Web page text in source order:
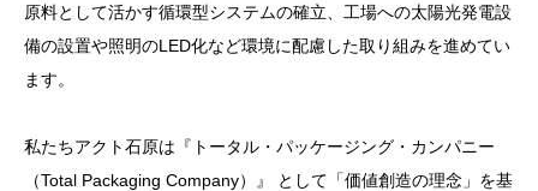
原料として活かす循環型システムの確立、工場への太陽光発電設
備の設置や照明のLED化など環境に配慮した取り組みを進めてい
ます。
私たちアクト石原は『トータル・パッケージング・カンパニー
（Total Packaging Company）』 として「価値創造の理念」を基